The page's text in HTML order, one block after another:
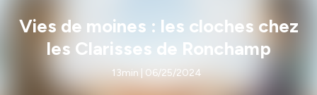
Vies de moines : les cloches chez
les Clarisses de Ronchamp
13min | 06/25/2024